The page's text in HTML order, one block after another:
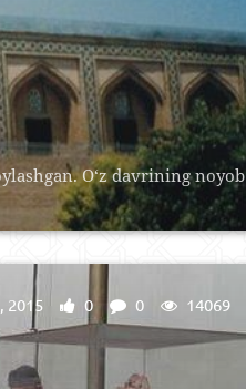
O‘z davrining noyob
2015 0 0 14069